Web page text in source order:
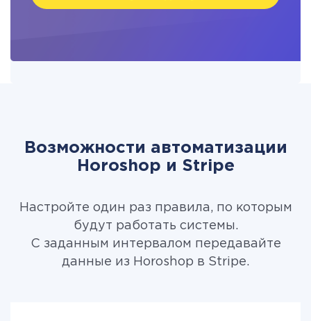
Возможности автоматизации
Horoshop и Stripe
Настройте один раз правила, по которым
будут работать системы.
С заданным интервалом передавайте
данные из Horoshop в Stripe.